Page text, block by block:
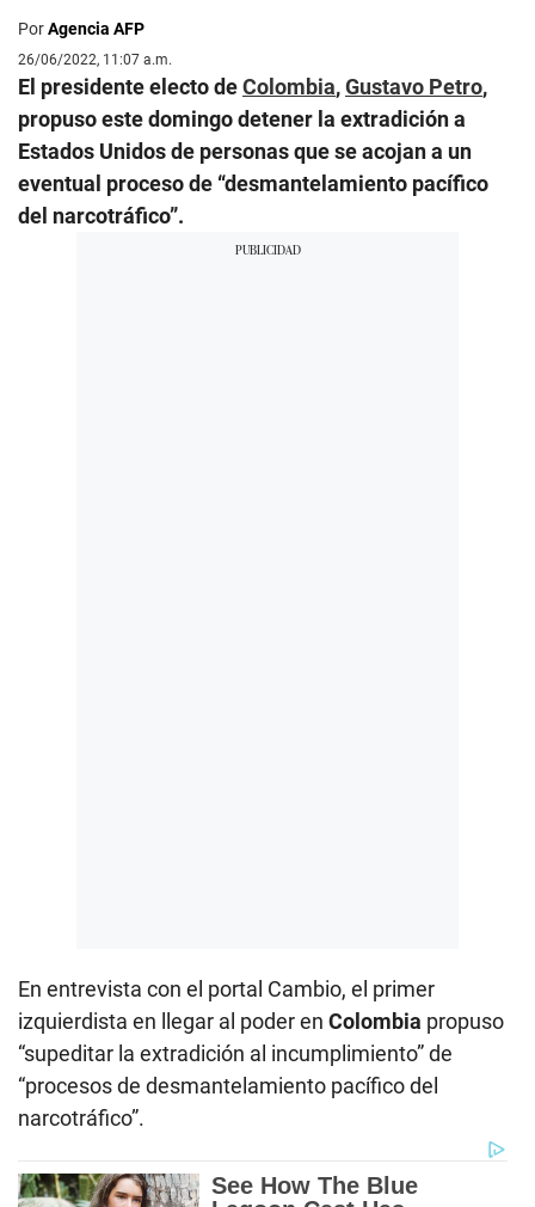
PorAgencia AFP
26/06/2022, 11:07 a.m.
El presidente electo deColombia,Gustavo Petro,
propuso este domingo detener la extradición a
Estados Unidos de personas que se acojan a un
eventual proceso de “desmantelamiento pacífico
del narcotráfico”.
En entrevista con el portal Cambio, el primer
izquierdista en llegar al poder en Colombia propuso
“supeditar la extradición al incumplimiento” de
“procesos de desmantelamiento pacífico del
narcotráfico”.